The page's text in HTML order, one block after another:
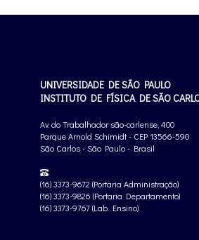
UNIVERSIDADE DE SÃO PAULO
INSTITUTO DE FÍSICA DE SÃO
Av. do Trabalhador são-carlense, 400
Parque Arnold Schimidt - CEP 13566-590
São Carlos - São Paulo - Brasil
(16) 3373-9672 (Portaria Administração)
(16) 3373-9826 (Portaria Departamento)
(16) 3373-9767 (Lab. Ensino)